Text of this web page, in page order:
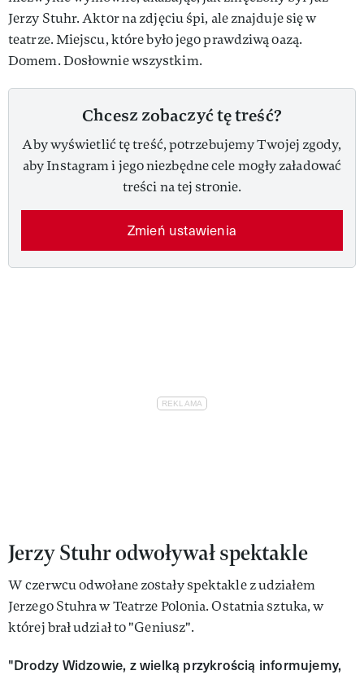
Jerzy Stuhr. Aktor na zdjęciu śpi, ale znajduje się w
teatrze. Miejscu, które było jego prawdziwą oazą.
Domem. Dosłownie wszystkim.
Chcesz zobaczyć tę treść?
Aby wyświetlić tę treść, potrzebujemy Twojej zgody,
aby Instagram i jego niezbędne cele mogły załadować
treści na tej stronie.
Zmień ustawienia
Jerzy Stuhr odwoływał spektakle
W czerwcu odwołane zostały spektakle z udziałem
Jerzego Stuhra w Teatrze Polonia. Ostatnia sztuka, w
której brał udział to "Geniusz".
"Drodzy Widzowie, z wielką przykrością informujemy,